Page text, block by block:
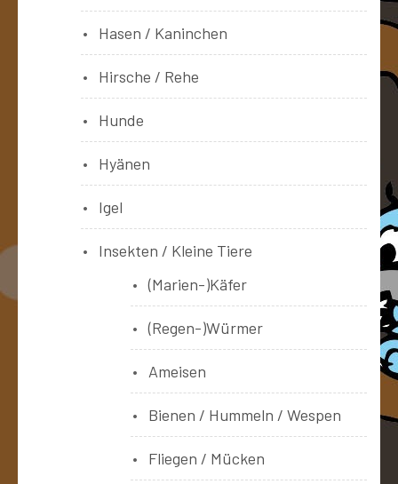
Hasen / Kaninchen
Hirsche / Rehe
Hunde
Hyänen
Igel
Insekten / Kleine Tiere
(Marien-)Käfer
(Regen-)Würmer
Ameisen
Bienen / Hummeln / Wespen
Fliegen / Mücken